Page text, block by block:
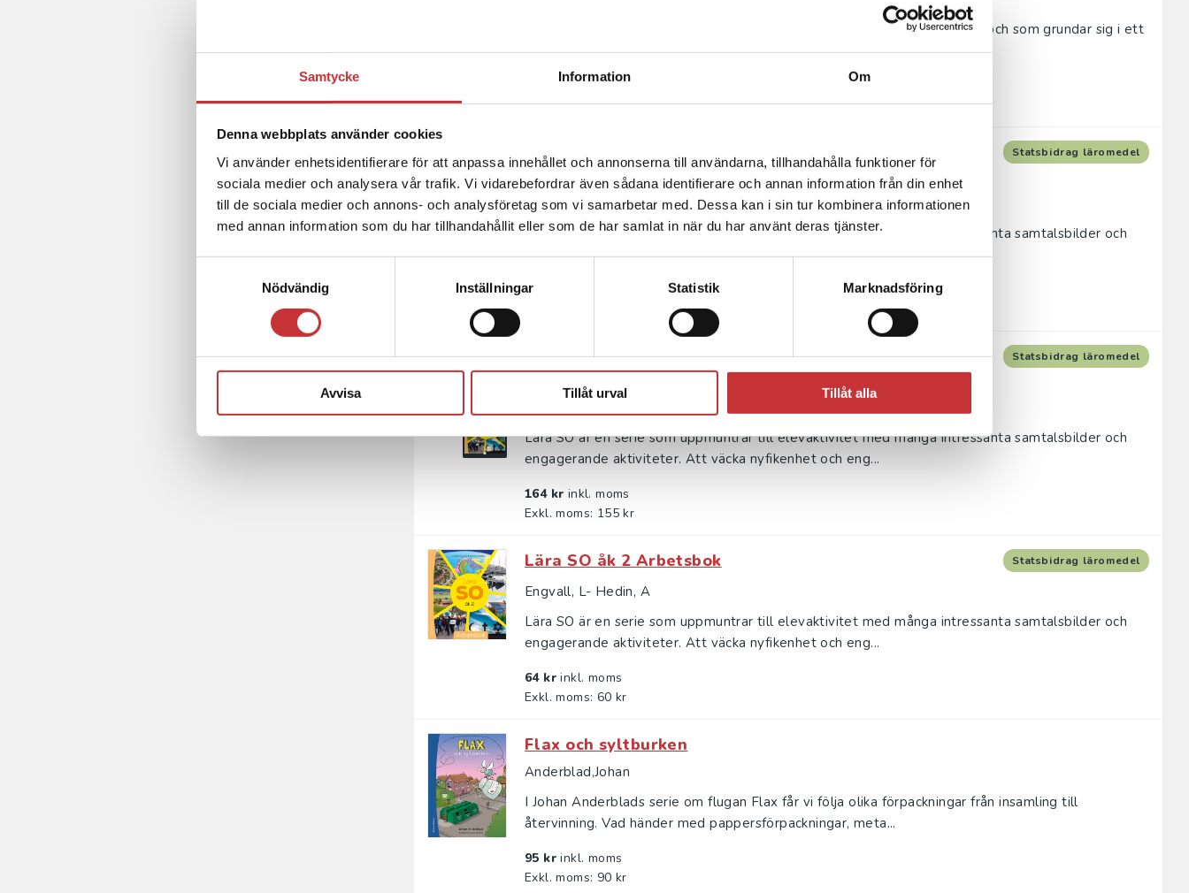
Samtycke Information Om
Denna webbplats använder cookies
Vi använder enhetsidentifierare för att anpassa innehållet och annonserna till användarna, tillhandahålla funktioner för
sociala medier och analysera vår trafik. Vi vidarebefordrar även sådana identifierare och annan information från din enhet
till de sociala medier och annons- och analysföretag som vi samarbetar med. Dessa kan i sin tur kombinera informationen
med annan information som du har tillhandahållit eller som de har samlat in när du har använt deras tjänster.
Nödvändig
Inställningar Statistik Marknadsföring
Avvisa Tillåt urval Tillåt alla
Lära SO är en serie som uppmanar eleverna till delaktighet och aktivitet och som grundar sig i ett
språkutvecklande arbetssätt. En progressionstank...
329 krinkl. moms
Exkl. moms: 310 kr
Lära SO åk 2 Grundbok - Tryckt bok + Digital elevlicens
36 mån
Statsbidrag läromedel
Engvall, L - Hedin, A
Lära SO är en serie som uppmuntrar till elevaktivitet med många intressanta samtalsbilder och
engagerande aktiviteter. Att väcka nyfikenhet och eng...
106 kr
Lära SO åk 2 Elevpaket - Tryckta böcker + Digital
elevlicens 36 mån
Statsbidrag läromedel
Lära SO är en serie som uppmuntrar till elevaktivitet med många intressanta samtalsbilder och
engagerande aktiviteter. Att väcka nyfikenhet och eng...
164 kr inkl. moms
Exkl. moms: 155 kr
Lära SO åk 2 Arbetsbok Statsbidrag läromedel
Engvall, L- Hedin, A
Lära SO är en serie som uppmuntrar till elevaktivitet med många intressanta samtalsbilder och
engagerande aktiviteter. Att väcka nyfikenhet och eng...
64 krinkl. moms
Exkl. moms: 60 kr
Flax och syltburken
Anderblad,Johan
I Johan Anderblads serie om flugan Flax får vi följa olika förpackningar från insamling till
återvinning. Vad händer med pappersförpackningar, meta...
95 krinkl. moms
Exkl. moms: 90 kr